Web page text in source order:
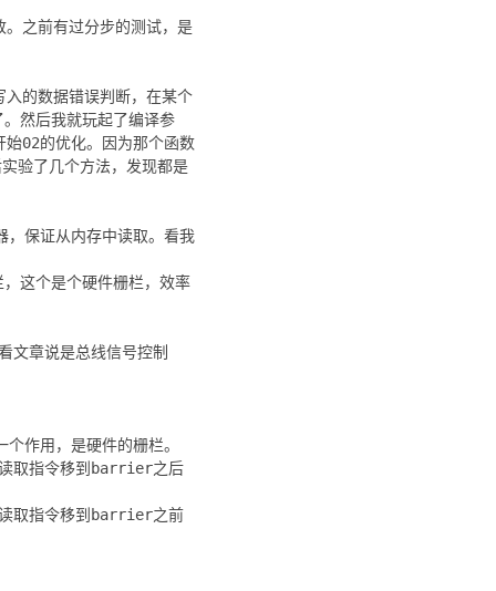
之前有过分步的测试，是
的数据错误判断，在某个
然后我就玩起了编译参
02的优化。因为那个函数
验了几个方法，发现都是
保证从内存中读取。看我
是个硬件栅栏，效率
章说是总线信号控制
用，是硬件的栅栏。
指令移到barrier之后
指令移到barrier之前